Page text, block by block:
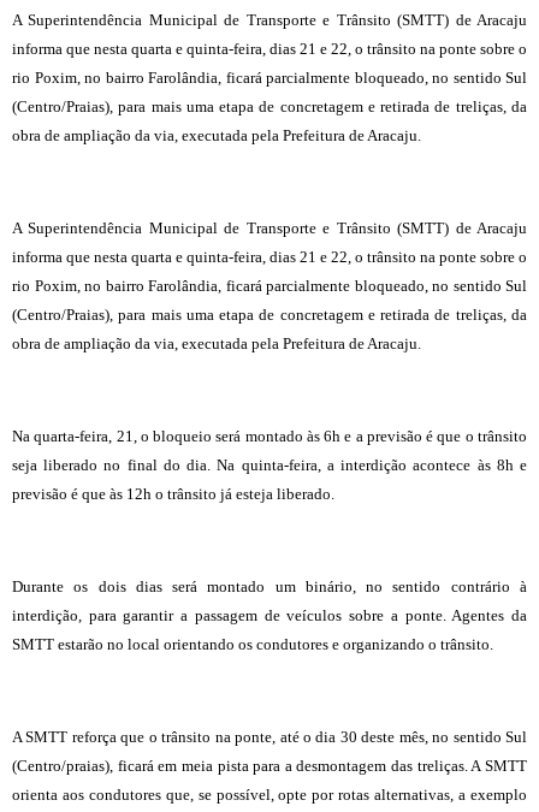
A Superintendência Municipal de Transporte e Trânsito (SMTT) de Aracaju
informa que nesta quarta e quinta-feira, dias 21 e 22, o trânsito na ponte sobre o
rio Poxim, no bairro Farolândia, ficará parcialmente bloqueado, no sentido Sul
(Centro/Praias), para mais uma etapa de concretagem e retirada de treliças, da
obra de ampliação da via, executada pela Prefeitura de Aracaju.
A Superintendência Municipal de Transporte e Trânsito (SMTT) de Aracaju
informa que nesta quarta e quinta-feira, dias 21 e 22, o trânsito na ponte sobre o
rio Poxim, no bairro Farolândia, ficará parcialmente bloqueado, no sentido Sul
(Centro/Praias), para mais uma etapa de concretagem e retirada de treliças, da
obra de ampliação da via, executada pela Prefeitura de Aracaju.
Na quarta-feira, 21, o bloqueio será montado às 6h e a previsão é que o trânsito
seja liberado no final do dia. Na quinta-feira, a interdição acontece às 8h e
previsão é que às 12h o trânsito já esteja liberado.
Durante os dois dias será montado um binário, no sentido contrário à
interdição, para garantir a passagem de veículos sobre a ponte. Agentes da
SMTT estarão no local orientando os condutores e organizando o trânsito.
A SMTT reforça que o trânsito na ponte, até o dia 30 deste mês, no sentido Sul
(Centro/praias), ficará em meia pista para a desmontagem das treliças. A SMTT
orienta aos condutores que, se possível, opte por rotas alternativas, a exemplo